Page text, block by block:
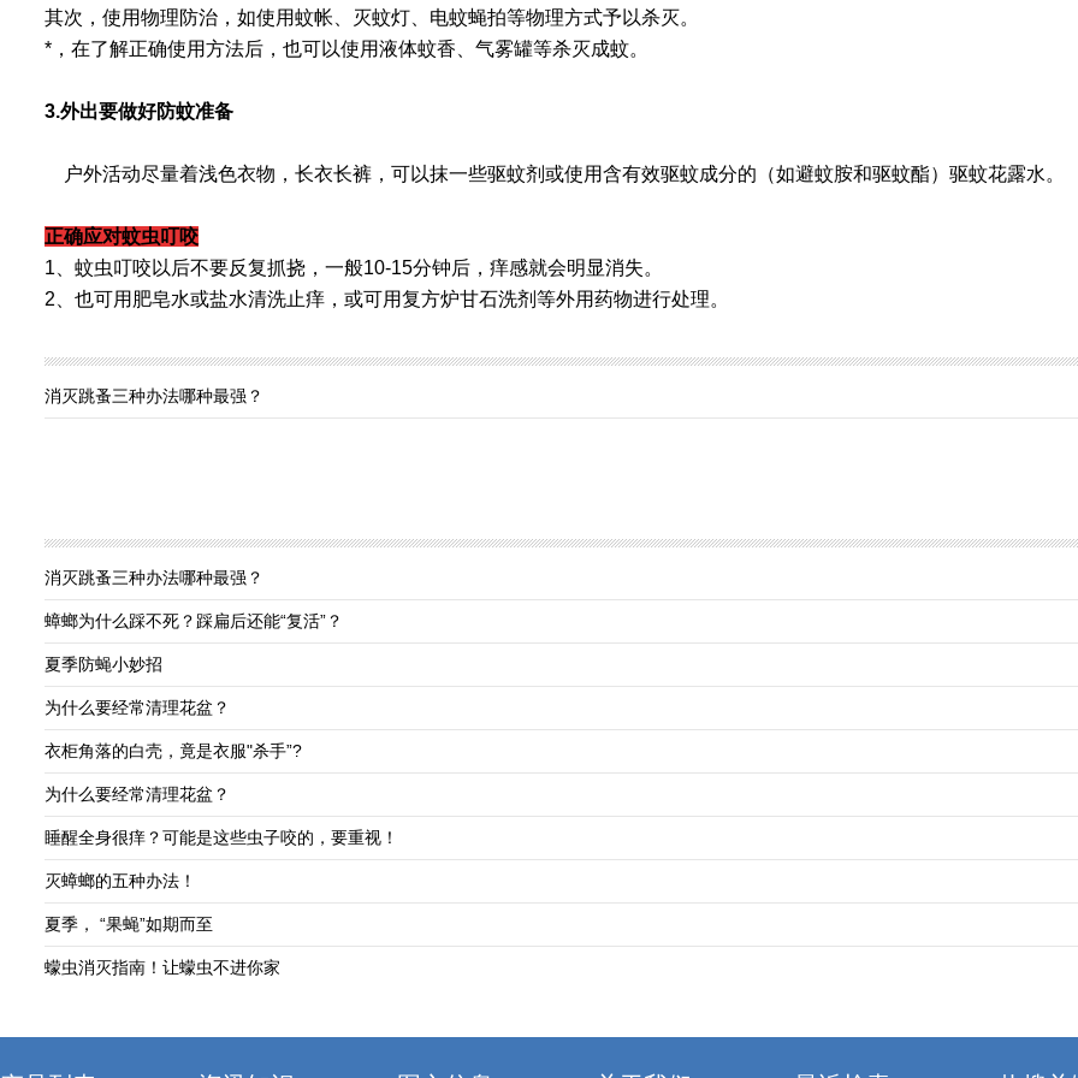
其次 ，使用物理防治，如使用蚊帐、灭蚊灯、电蚊蝇拍等物理方式予以杀灭。
* ，在了解正确使用方法后，也可以使用液体蚊香、气雾罐等杀灭成蚊。
3.外出要做好防蚊准备
户外活动尽量着浅色衣物 ，长衣长裤，可以抹一些驱蚊剂或使用含有效驱蚊成分的（如避蚊胺和驱蚊酯）驱蚊花露水。
正确应对蚊虫叮咬
1 、蚊虫叮咬以后不要反复抓挠，一般10-15分钟后，痒感就会明显消失。
2 、也可用肥皂水或盐水清洗止痒，或可用复方炉甘石洗剂等外用药物进行处理。
消灭跳蚤三种办法哪种最强？
消灭跳蚤三种办法哪种最强？
蟑螂为什么踩不死？踩扁后还能“复活”？
夏季防蝇小妙招
为什么要经常清理花盆？
衣柜角落的白壳，竟是衣服"杀手”?
为什么要经常清理花盆？
睡醒全身很痒？可能是这些虫子咬的，要重视！
灭蟑螂的五种办法！
夏季， “果蝇”如期而至
蠓虫消灭指南！让蠓虫不进你家